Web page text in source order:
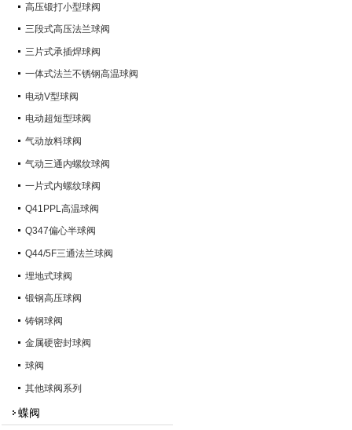
高压锻打小型球阀
三段式高压法兰球阀
三片式承插焊球阀
一体式法兰不锈钢高温球阀
电动V型球阀
电动超短型球阀
气动放料球阀
气动三通内螺纹球阀
一片式内螺纹球阀
Q41PPL高温球阀
Q347偏心半球阀
Q44/5F三通法兰球阀
埋地式球阀
锻钢高压球阀
铸钢球阀
金属硬密封球阀
球阀
其他球阀系列
蝶阀